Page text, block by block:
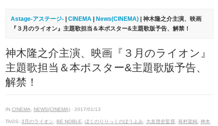
Astage-アステージ- |CINEMA News(CINEMA) | 神木隆之介主演、映画
『３月のライオン』主題歌担当＆本ポスター&主題歌版予告、解禁！
神木隆之介主演、映画『３月のライオン』
主題歌担当＆本ポスター&主題歌版予告、
解禁！
INCINEMA NEWS(CINEMA) · 2017/01/13
TAGS:3月のライオン BE NOBLE ,ぼくのりりっくのぼうよみ 大友啓史監督 ,有村架純 ,神木